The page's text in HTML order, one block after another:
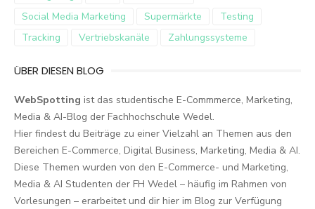
Social Media Marketing
Supermärkte
Testing
Tracking
Vertriebskanäle Zahlungssysteme
ÜBER DIESEN BLOG
WebSpotting ist das studentische E-Commmerce, Marketing,
Media & AI-Blog der Fachhochschule Wedel.
Hier findest du Beiträge zu einer Vielzahl an Themen aus den
Bereichen E-Commerce, Digital Business, Marketing, Media & AI.
Diese Themen wurden von den E-Commerce- und Marketing,
Media & AI Studenten der FH Wedel – häufig im Rahmen von
Vorlesungen – erarbeitet und dir hier im Blog zur Verfügung